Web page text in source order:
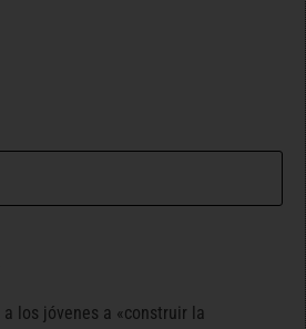
a los jóvenes a «construir la